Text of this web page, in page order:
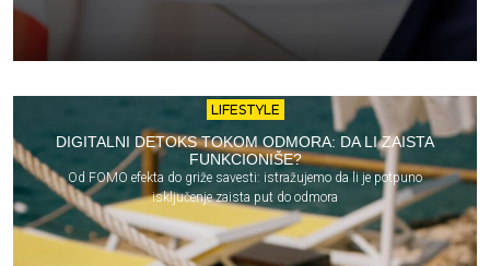
LIFESTYLE
DIGITALNI DETOKS TOKOM ODMORA: DA LI ZAISTA
FUNKCIONIŠE?
Od FOMO efekta do griže savesti: istražujemo da li je potpuno
isključenje zaista put do odmora